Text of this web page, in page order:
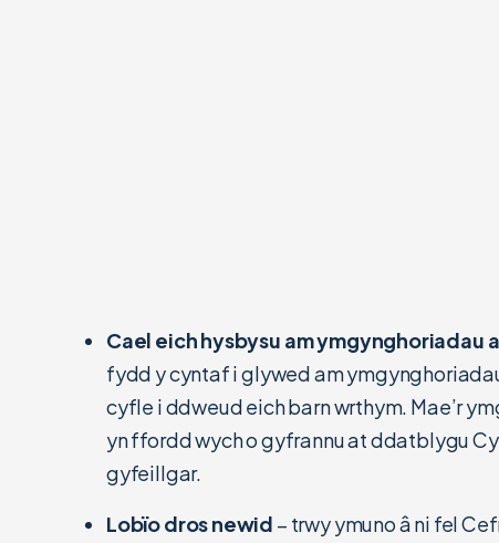
Cael eich hysbysu am ymgynghoriadau
fydd y cyntaf i glywed am
cyfle i ddweud eich barn wrthym. Mae’r
yn ffordd wych o gyfrannu at ddatblygu
gyfeillgar.
Lobïo dros newid – trwy ymuno â ni fel